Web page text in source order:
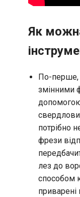
Як
По-перше,
змінними
потрібно
фрези
лез до
способом
приварені